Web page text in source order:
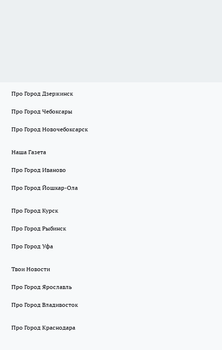
Про Город Дзержинск
Про Город Чебоксары
Про Город Новочебоксарск
Наша Газета
Про Город Иваново
Про Город Йошкар-Ола
Про Город Курск
Про Город Рыбинск
Про Город Уфа
Твои Новости
Про Город Ярославль
Про Город Владивосток
Про Город Краснодара